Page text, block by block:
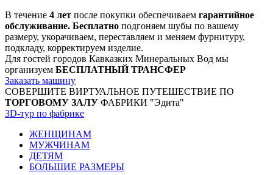
В течение 4 лет после покупки обеспечиваем гарантийное
обслуживание. Бесплатно подгоняем шубы по вашему
размеру, укорачиваем, переставляем и меняем фурнитуру,
подкладу, корректируем изделие.
Для гостей городов Кавказких Минеральных Вод мы
организуем БЕСПЛАТНЫЙ ТРАНСФЕР
Заказать машину
СОВЕРШИТЕ ВИРТУАЛЬНОЕ ПУТЕШЕСТВИЕ ПО
ТОРГОВОМУ ЗАЛУ ФАБРИКИ "Эдита"
3D-тур по фабрике
ЖЕНЩИНАМ
МУЖЧИНАМ
ДЕТЯМ
БОЛЬШИЕ РАЗМЕРЫ